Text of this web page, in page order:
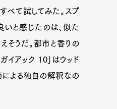
べて試してみた。スプ
いと感じたのは、似た
そうだ。都市と香りの
イアック 10」はウッド
による独自の解釈なの